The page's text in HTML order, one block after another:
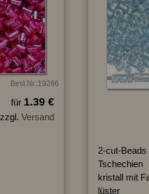
Best.Nr.:19266
für 1.39 €
zzgl. Versand
2-cut-
Tschechien
kristall mit
lüster